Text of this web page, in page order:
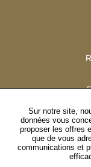
Sur notre site,
données vous
proposer les offres
que de vous
communications et